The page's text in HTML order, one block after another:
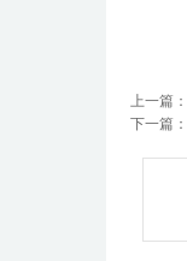
上一篇：
下一篇：